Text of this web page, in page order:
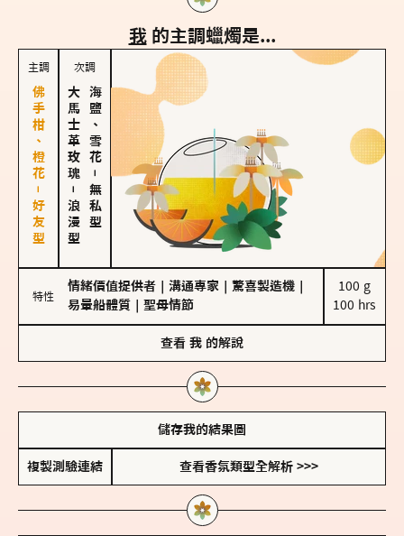
我 的主調蠟燭是...
主調
佛手柑、橙花－好友型
次調
大馬士革玫瑰
－
浪漫型
海鹽、雪花
－
無私型
特性
情緒價值提供者 溝通專家 驚喜製造機
易暈船體質
聖母情節
100 g
100 hrs
查看 我 的解說
儲存我的結果圖
複製測驗連結 查看香氛類型全解析 >>>